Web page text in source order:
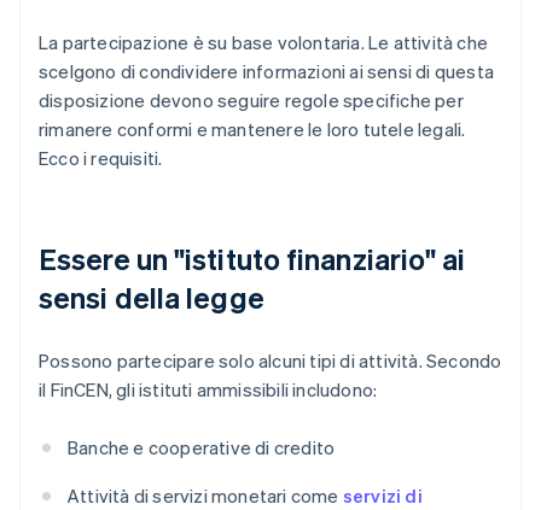
La partecipazione è su base volontaria. Le attività che
scelgono di condividere informazioni ai sensi di questa
disposizione devono seguire regole specifiche per
rimanere conformi e mantenere le loro tutele legali.
Ecco i requisiti.
Essere un "istituto finanziario" ai
sensi della legge
Possono partecipare solo alcuni tipi di attività. Secondo
il FinCEN, gli istituti ammissibili includono:
Banche e cooperative di credito
Attività di servizi monetari come servizi di